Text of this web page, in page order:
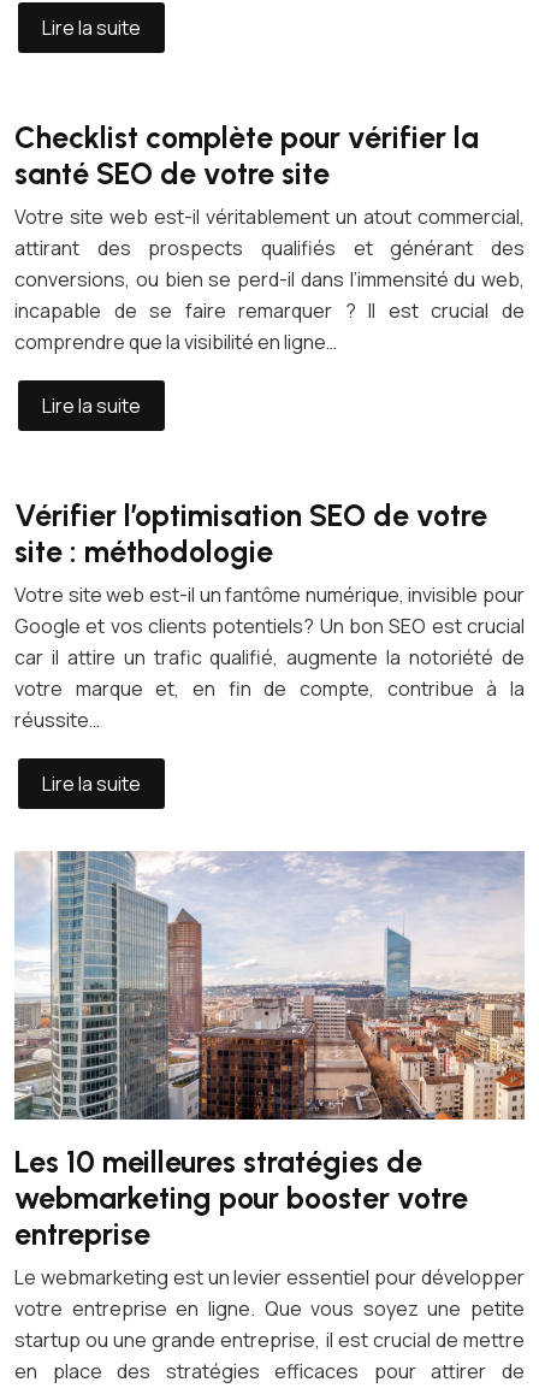
Lire la suite
Checklist complète pour vérifier la
santé SEO de votre site
Votre site web est-il véritablement un atout commercial,
attirant des prospects qualifiés et générant des
conversions, ou bien se perd-il dans l’immensité du web,
incapable de se faire remarquer ? Il est crucial de
comprendre que la visibilité en ligne…
Lire la suite
Vérifier l’optimisation SEO de votre
site : méthodologie
Votre site web est-il un fantôme numérique, invisible pour
Google et vos clients potentiels? Un bon SEO est crucial
car il attire un trafic qualifié, augmente la notoriété de
votre marque et, en fin de compte, contribue à la
réussite…
Lire la suite
Les 10 meilleures stratégies de
webmarketing pour booster votre
entreprise
Le webmarketing est un levier essentiel pour développer
votre entreprise en ligne. Que vous soyez une petite
startup ou une grande entreprise, il est crucial de mettre
en place des stratégies efficaces pour attirer de